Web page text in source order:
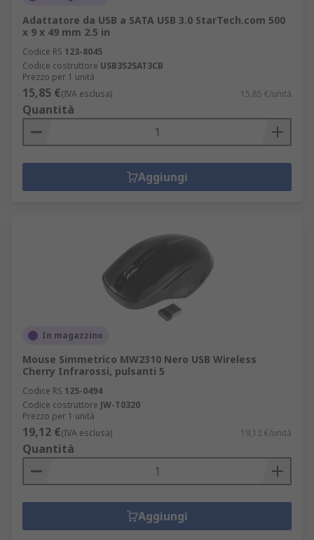
Adattatore da USB a SATA USB 3.0 StarTech.com 500
x 9 x 49 mm 2.5 in
Codice RS 123-8045
Codice costruttore USB3S2SAT3CB
Prezzo per 1 unità
15,85 €(IVA esclusa) 15,85 €/unità
Quantità
Aggiungi
In magazzino
Mouse Simmetrico MW2310 Nero USB Wireless
Cherry Infrarossi, pulsanti 5
Codice RS 125-0494
Codice costruttore JW-T0320
Prezzo per 1 unità
19,12 €(IVA esclusa) 19,12 €/unità
Quantità
Aggiungi